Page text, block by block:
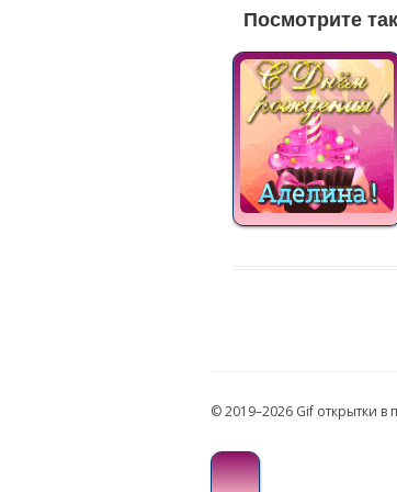
Посмотрите
© 2019–2026 Gif открытки